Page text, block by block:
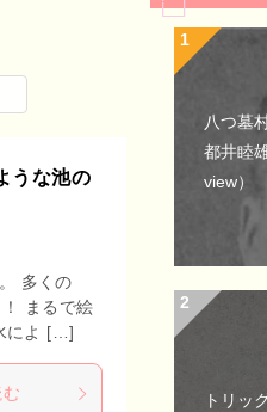
うな池の
多くの
まるで絵
によ […]
八つ墓
都井睦
view）
トリッ